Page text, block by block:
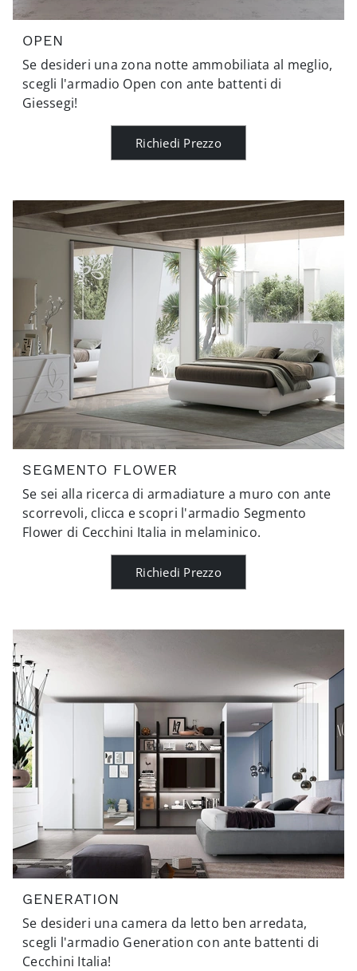
OPEN
Se desideri una zona notte ammobiliata al meglio,
scegli l'armadio Open con ante battenti di
Giessegi!
Richiedi Prezzo
SEGMENTO FLOWER
Se sei alla ricerca di armadiature a muro con ante
scorrevoli, clicca e scopri l'armadio Segmento
Flower di Cecchini Italia in melaminico.
Richiedi Prezzo
GENERATION
Se desideri una camera da letto ben arredata,
scegli l'armadio Generation con ante battenti di
Cecchini Italia!